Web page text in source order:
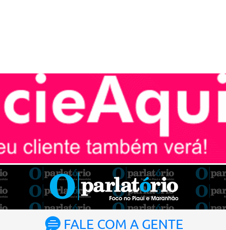
FALE COM A GENTE